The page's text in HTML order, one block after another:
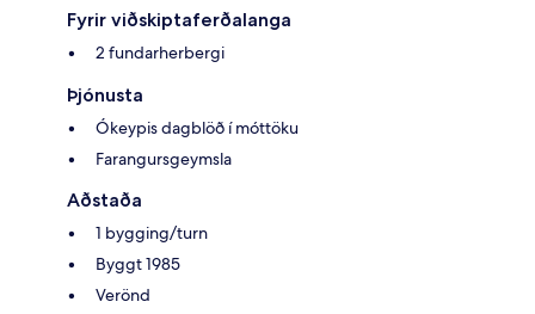
Fyrir viðskiptaferðalanga
2 fundarherbergi
Þjónusta
Ókeypis dagblöð í móttöku
Farangursgeymsla
Aðstaða
1 bygging/turn
Byggt 1985
Verönd